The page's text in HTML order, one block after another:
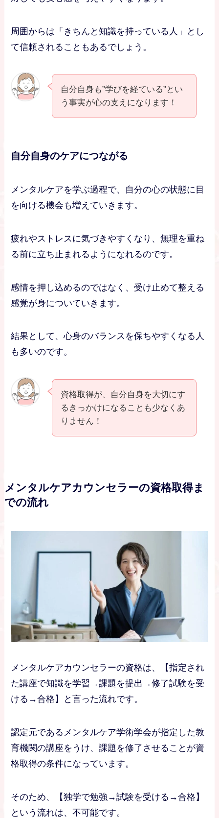
周囲からは「きちんと知識を持っている人」とし
て信頼されることもあるでしょう。
自分自身も”学びを経ている”とい
う事実が心の支えになります！
自分自身のケアにつながる
メンタルケアを学ぶ過程で、自分の心の状態に目
を向ける機会も増えていきます。
疲れやストレスに気づきやすくなり、無理を重ね
る前に立ち止まれるようになれるのです。
感情を押し込めるのではなく、受け止めて整える
感覚が身についていきます。
結果として、心身のバランスを保ちやすくなる人
も多いのです。
資格取得が、自分自身を大切にす
るきっかけになることも少なくあ
りません！
メンタルケアカウンセラーの資格取得ま
での流れ
メンタルケアカウンセラーの資格は、【指定され
た講座で知識を学習→課題を提出→修了試験を受
ける→合格】と言った流れです。
認定元であるメンタルケア学術学会が指定した教
育機関の講座をうけ、課題を修了させることが資
格取得の条件になっています。
そのため、【独学で勉強→試験を受ける→合格】
という流れは、不可能です。